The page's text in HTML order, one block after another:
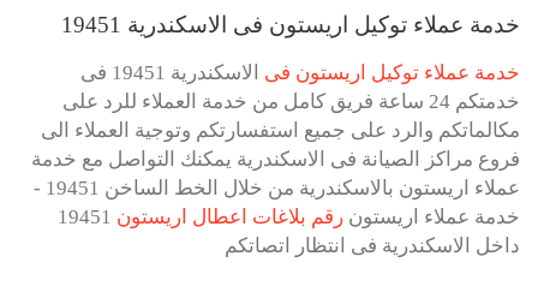
خدمة عملاء توكيل اريستون فى الاسكندرية 19451
خدمة عملاء توكيل اريستون فى
الاسكندرية 19451 فى
خدمتكم 24 ساعة فريق كامل من خدمة العملاء للرد على
مكالماتكم والرد على جميع استفسارتكم وتوجية العملاء الى
فروع مراكز الصيانة فى الاسكندرية يمكنك التواصل مع خدمة
عملاء اريستون بالاسكندرية من خلال الخط الساخن 19451 -
خدمة عملاء اريستون رقم بلاغات اعطال اريستون 19451
داخل الاسكندرية فى انتظار اتصاتكم